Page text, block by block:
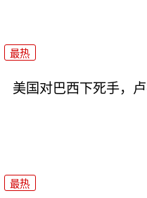
最热
美国对巴西下死手，
最热